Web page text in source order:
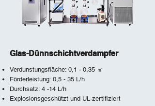
Glas-Dünnschichtverdampfer
Verdunstungsfläche: 0,1 - 0,35 ㎡
Förderleistung: 0,5 - 35 L/h
Durchsatz: 4 -14 L/h
Explosionsgeschützt und UL-zertifiziert